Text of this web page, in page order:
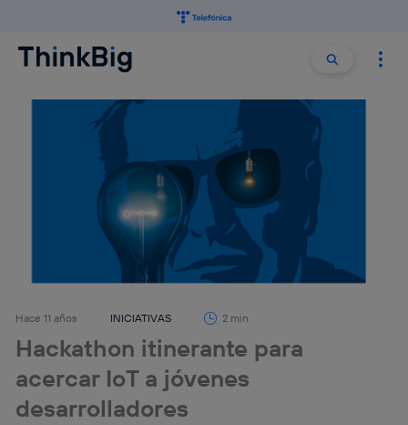
Buscar
Hace 11 años INICIATIVAS 2 min
Hackathon itinerante para
acercar IoT a jóvenes
desarrolladores